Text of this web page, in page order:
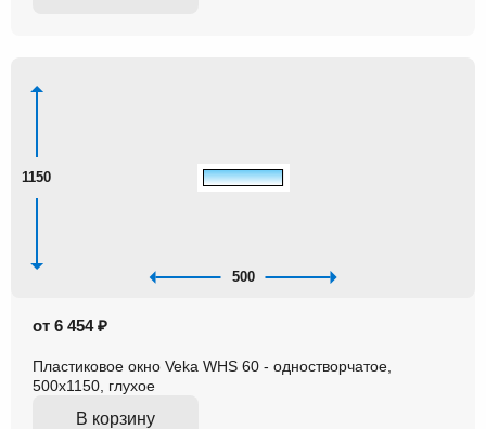
1150
500
от 6 454 ₽
Пластиковое окно Veka WHS 60 - одностворчатое,
500x1150, глухое
В корзину